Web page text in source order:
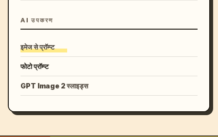
AI उपकरण
इमेज से प्रॉम्प्ट
फोटो प्रॉम्प्ट
GPT Image 2 स्लाइड्स